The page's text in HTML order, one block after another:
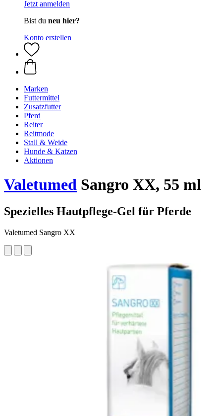
Jetzt anmelden
Bist du neu hier?
Konto erstellen
Marken
Futtermittel
Zusatzfutter
Pferd
Reiter
Reitmode
Stall & Weide
Hunde & Katzen
Aktionen
Valetumed Sangro XX, 55 ml
Spezielles Hautpflege-Gel für Pferde
Valetumed Sangro XX